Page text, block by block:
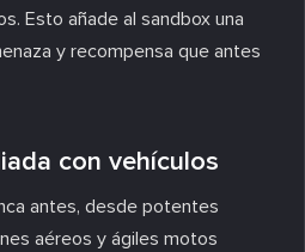
Esto añade al sandbox una
y recompensa que antes
con vehículos
antes, desde potentes
aéreos y ágiles motos